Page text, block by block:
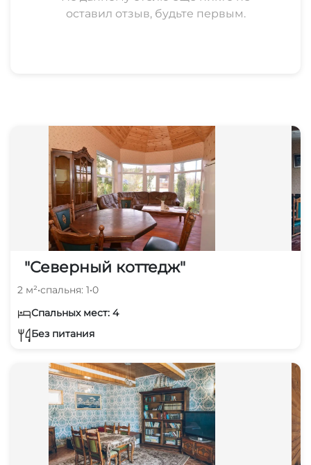
оставил отзыв, будьте первым.
"Северный коттедж"
2 м²•спальня: 1•0
Спальных мест: 4
Без питания